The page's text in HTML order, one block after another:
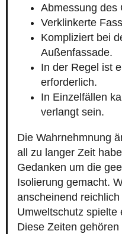
Abmessung des
Verklinkerte
Kompliziert bei
Außenfassade.
In der Regel ist
erforderlich.
In Einzelfällen
verlangt sein.
Die Wahrnehmnung
all zu langer Zeit
Gedanken um die
Isolierung gemacht.
anscheinend
Umweltschutz spielte
Diese Zeiten